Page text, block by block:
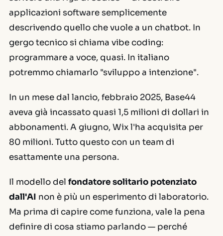
applicazioni software semplicemente
descrivendo quello che vuole a un chatbot. In
gergo tecnico si chiama vibe coding:
programmare a voce, quasi. In italiano
potremmo chiamarlo "sviluppo a intenzione".
In un mese dal lancio, febbraio 2025, Base44
aveva già incassato quasi 1,5 milioni di dollari in
abbonamenti. A giugno, Wix l'ha acquisita per
80 milioni. Tutto questo con un team di
esattamente una persona.
Il modello del fondatore solitario potenziato
dall'AI non è più un esperimento di laboratorio.
Ma prima di capire come funziona, vale la pena
definire di cosa stiamo parlando — perché